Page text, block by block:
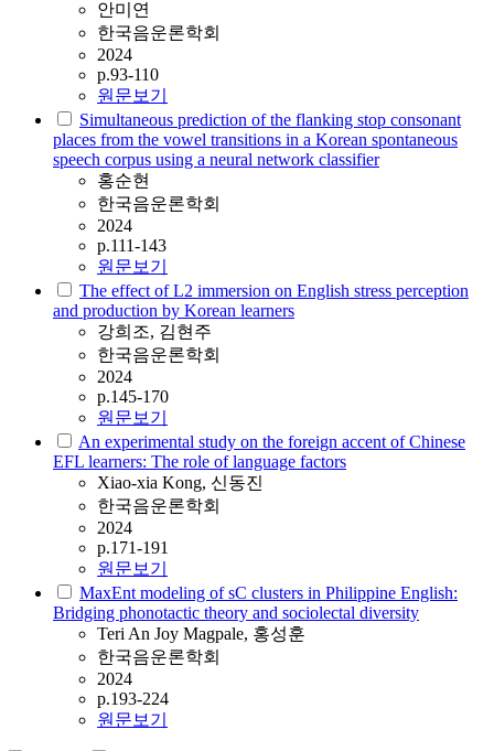
안미연
한국음운론학회
2024
p.93-110
원문보기
Simultaneous prediction of the flanking stop consonant
places from the vowel transitions in a Korean spontaneous
speech corpus using a neural network classifier
홍순현
한국음운론학회
2024
p.111-143
원문보기
The effect of L2 immersion on English stress perception
and production by Korean learners
강희조, 김현주
한국음운론학회
2024
p.145-170
원문보기
An experimental study on the foreign accent of Chinese
EFL learners: The role of language factors
Xiao-xia Kong, 신동진
한국음운론학회
2024
p.171-191
원문보기
MaxEnt modeling of sC clusters in Philippine English:
Bridging phonotactic theory and sociolectal diversity
Teri An Joy Magpale, 홍성훈
한국음운론학회
2024
p.193-224
원문보기